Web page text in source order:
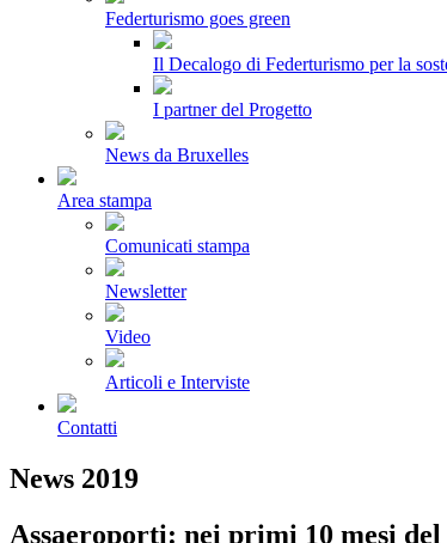
Federturismo goes green
Il Decalogo di Federturismo per la
I partner del Progetto
News da Bruxelles
Area stampa
Comunicati stampa
Newsletter
Video
Articoli e Interviste
Contatti
News 2019
Assaeroporti: nei primi 10 mesi